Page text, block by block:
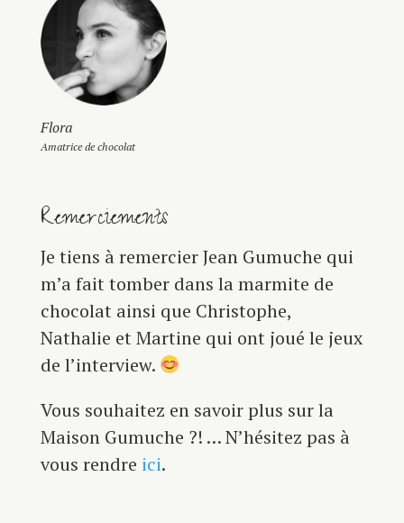
Flora
Amatrice de chocolat
Remerciements
Je tiens à remercier Jean Gumuche qui
m’a fait tomber dans la marmite de
chocolat ainsi que Christophe,
Nathalie et Martine qui ont joué le jeux
de l’interview.
Vous souhaitez en savoir plus sur la
Maison Gumuche ?! … N’hésitez pas à
vous rendre ici.